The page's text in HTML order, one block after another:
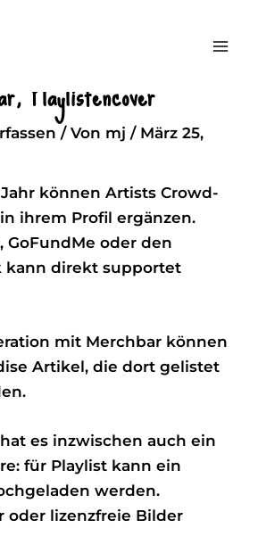
GoFundMe, Cash
Playlistencover
/ Von mj/ März 25,
können ArtistsCrowd-
ihrem Profil ergänzen.
GoFundMe oder den
kann direkt supportet
mit Merchbar können
Artikel, die dort gelistet
es inzwischen auch ein
: für Playlist kann ein
werden.
oder lizenzfreie Bilder